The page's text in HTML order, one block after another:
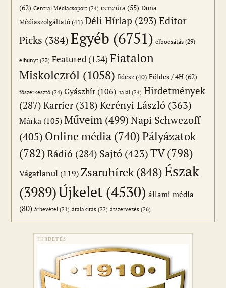
(62) Central Médiacsoport (24) cenzúra(55) Duna
Médiaszolgáltató(41) Déli Hírlap (293) Editor
Picks (384)Egyéb (6751) elbocsátás (29)
elhunyt (23) Featured (154) Fiatalon
Miskolczról (1058) fidesz(40) Földes / 4H(62)
főszerkesztő (24) Gyászhír (106) halál (24) Hirdetmények
(287) Karrier(318) Kerényi László (363)
Márka (105) Műveim (499)Napi Schwezoff
(405) Online média (740)Pályázatok
(782) Rádió (284) Sajtó (423)TV(798)
Vágatlanul (119) Zsaruhírek (848)Észak
(3989)Újkelet (4530) állami média
(80) árbevétel (21) átalakítás (22) átszervezés (26)
HIRDETÉS